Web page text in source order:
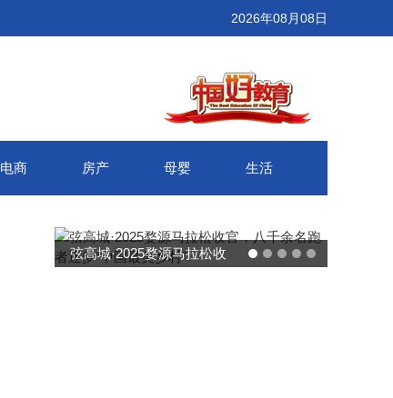
2026年08月08日
电商 房产 母婴 生活
弦高城·2025婺源马拉松收